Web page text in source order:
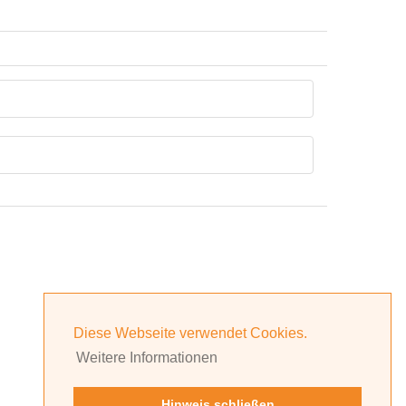
Diese Webseite verwendet Cookies.
Weitere Informationen